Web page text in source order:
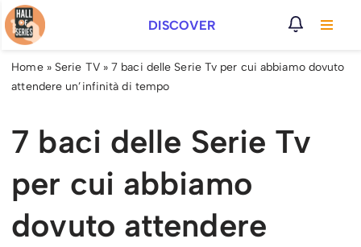
Vai
al
contenuto
DISCOVER
Home» Serie TV»7 baci delle Serie Tv per cui abbiamo dovuto
attendere un’infinità di tempo
7 baci delle Serie Tv
per cui abbiamo
dovuto attendere